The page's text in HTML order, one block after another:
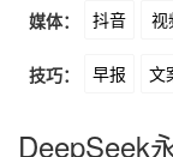
动漫 美
酒旅 母
广告
媒体： 抖音 视
公众号
Soul 360
技巧： 早报 文
卖货 脚本
DeepSeek